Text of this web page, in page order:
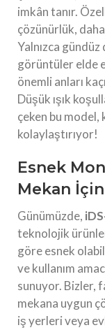
imkân tanır.
çözünürlük,
Yalnızca
görüntüler elde
önemli anları
Düşük ışık
çeken bu model,
kolaylaştırıyor!
Esnek
Mekan
Günümüzde,
teknolojik
göre esnek
ve kullanım
sunuyor. Bizler,
mekana uygun
iş yerleri veya